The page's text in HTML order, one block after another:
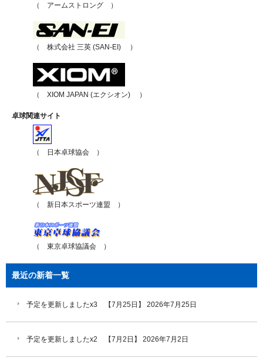
（ アームストロング ）
（ 株式会社 三英 (SAN-EI) ）
（ XIOM JAPAN (エクシオン) ）
卓球関連サイト
（ 日本卓球協会 ）
（ 新日本スポーツ連盟 ）
（ 東京卓球協議会 ）
最近の新着一覧
予定を更新しましたx3 【7月25日】 2026年7月25日
予定を更新しましたx2 【7月2日】 2026年7月2日